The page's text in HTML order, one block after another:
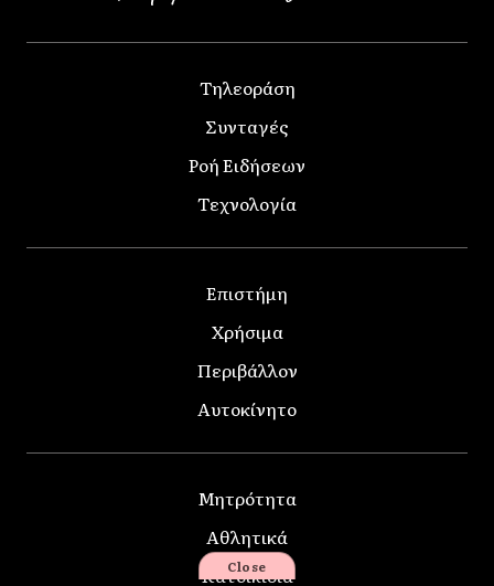
Τηλεοράση
Συνταγές
Ροή Ειδήσεων
Τεχνολογία
Επιστήμη
Χρήσιμα
Περιβάλλον
Αυτοκίνητο
Μητρότητα
Αθλητικά
Κατοικίδια
Close